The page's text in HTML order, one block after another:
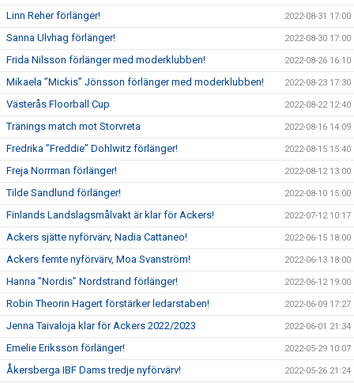
Linn Reher förlänger! 2022-08-31 17:00
Sanna Ulvhag förlänger! 2022-08-30 17:00
Frida Nilsson förlänger med moderklubben! 2022-08-26 16:10
Mikaela ”Mickis” Jönsson förlänger med moderklubben! 2022-08-23 17:30
Västerås Floorball Cup 2022-08-22 12:40
Tränings match mot Storvreta 2022-08-16 14:09
Fredrika ”Freddie” Dohlwitz förlänger! 2022-08-15 15:40
Freja Norrman förlänger! 2022-08-12 13:00
Tilde Sandlund förlänger! 2022-08-10 15:00
Finlands Landslagsmålvakt är klar för Ackers! 2022-07-12 10:17
Ackers sjätte nyförvärv, Nadia Cattaneo! 2022-06-15 18:00
Ackers femte nyförvärv, Moa Svanström! 2022-06-13 18:00
Hanna ”Nordis” Nordstrand förlänger! 2022-06-12 19:00
Robin Theorin Hagert förstärker ledarstaben! 2022-06-09 17:27
Jenna Taivaloja klar för Ackers 2022/2023 2022-06-01 21:34
Emelie Eriksson förlänger! 2022-05-29 10:07
Åkersberga IBF Dams tredje nyförvärv! 2022-05-26 21:24